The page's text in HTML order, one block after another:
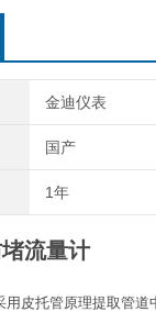
金迪仪表
国产
1年
流量计
用皮托管原理提取管